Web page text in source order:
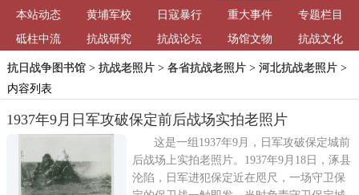
馆
本站动态
黄埔军校 日寇暴行 重大事件
专题栏目
砥柱中流
抗战研究 抗战论坛 场馆文物 抗战文化
抗日战争图书馆> 抗战老照片> 各省抗战老照片> 河北抗战老照片>
内容列表
1937年9月日军攻破保定前后战场实拍老照片
这是一组1937年9月，日军攻破保定城前
后战场上实拍老照片。1937年9月18日，涿县
沦陷，日军进犯保定近在咫尺，一场守卫保